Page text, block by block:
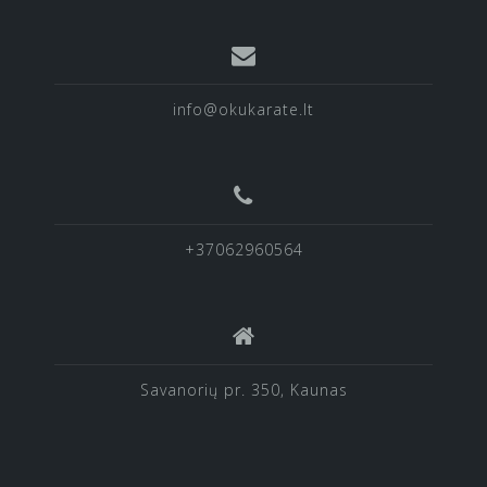
info@okukarate.lt
+37062960564
Savanorių pr. 350, Kaunas